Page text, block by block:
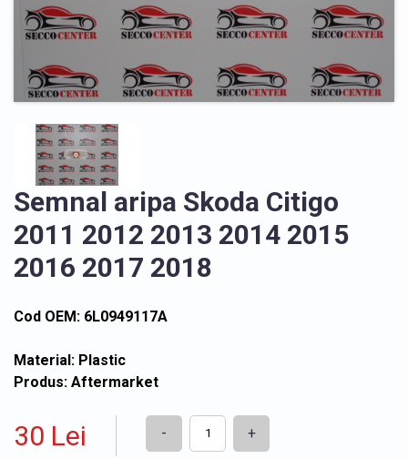
Semnal aripa Skoda Citigo
2011 2012 2013 2014 2015
2016 2017 2018
Cod OEM: 6L0949117A
Material: Plastic
Produs: Aftermarket
30 Lei - +